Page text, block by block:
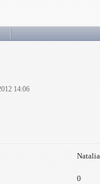
14:06
0